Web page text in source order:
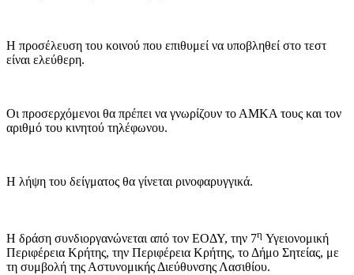
Η προσέλευση του κοινού που επιθυμεί να υποβληθεί στο τεστ
είναι ελεύθερη.
Οι προσερχόμενοι θα πρέπει να γνωρίζουν το ΑΜΚΑ τους και τον
αριθμό του κινητού τηλέφωνου.
Η λήψη του δείγματος θα γίνεται ρινοφαρυγγικά.
Η δράση συνδιοργανώνεται από τον ΕΟΔΥ, την 7η Υγειονομική
Περιφέρεια Κρήτης, την Περιφέρεια Κρήτης, το Δήμο Σητείας, με
τη συμβολή της Αστυνομικής Διεύθυνσης Λασιθίου.